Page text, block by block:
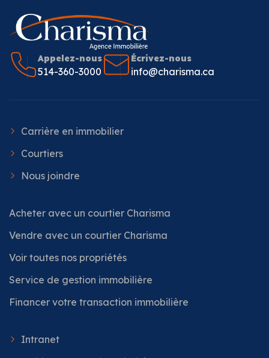
Appelez-nous
514-360-3000
Écrivez-nous
info@charisma.ca
Carrière en immobilier
Courtiers
Nous joindre
Acheter avec un courtier Charisma
Vendre avec un courtier Charisma
Voir toutes nos propriétés
Service de gestion immobilière
Financer votre transaction immobilière
Intranet